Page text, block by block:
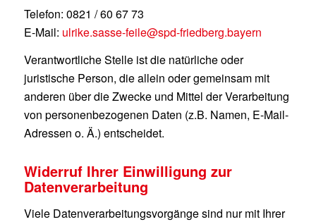
Telefon: 0821 / 60 67 73
E-Mail: ulrike.sasse-feile@spd-friedberg.bayern
Verantwortliche Stelle ist die natürliche oder
juristische Person, die allein oder gemeinsam mit
anderen über die Zwecke und Mittel der Verarbeitung
von personenbezogenen Daten (z.B. Namen, E-Mail-
Adressen o. Ä.) entscheidet.
Widerruf Ihrer Einwilligung zur
Datenverarbeitung
Viele Datenverarbeitungsvorgänge sind nur mit Ihrer